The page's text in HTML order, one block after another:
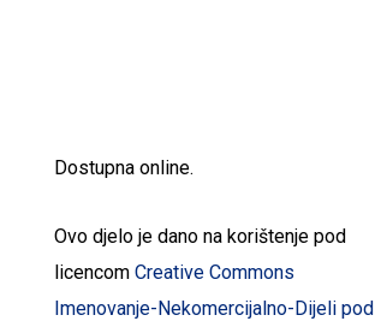
Dostupna online.
Ovo djelo je dano na korištenje pod
licencom Creative Commons
Imenovanje-Nekomercijalno-Dijeli pod